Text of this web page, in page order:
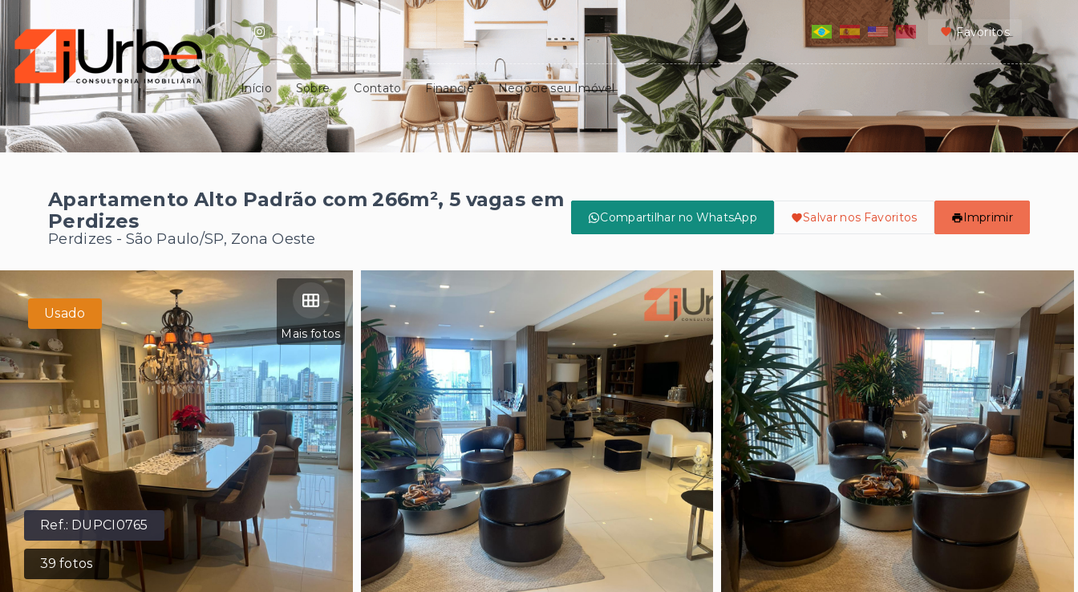
Favoritos
Início Sobre Contato Financie Negocie seu Imóvel
Apartamento Alto Padrão com 266m², 5 vagas em
Perdizes
Perdizes - São Paulo/SP, Zona Oeste
Compartilhar no WhatsApp Salvar nos Favoritos Imprimir
Ref.: DUPCI0765
39 fotos
Mais fotos
Usado